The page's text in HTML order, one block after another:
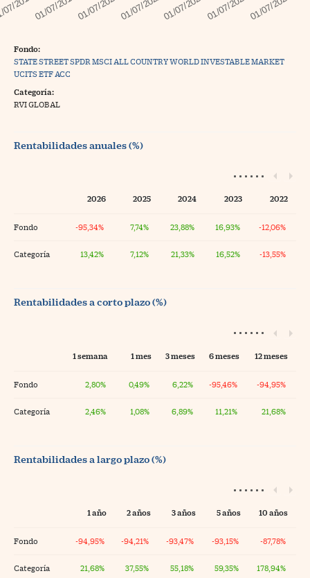
Fondo:
STATE STREET SPDR MSCI ALL COUNTRY WORLD INVESTABLE MARKET
UCITS ETF ACC
Categoría:
RVI GLOBAL
Rentabilidades anuales (%)
2026 2025 2024 2023 2022
Fondo -95,34% 7,74% 23,88% 16,93% -12,06%
Categoría 13,42% 7,12% 21,33% 16,52% -13,55%
Rentabilidades a corto plazo (%)
1 semana 1 mes 3 meses 6 meses 12 meses
Fondo 2,80% 0,49% 6,22% -95,46% -94,95%
Categoría 2,46% 1,08% 6,89% 11,21% 21,68%
Rentabilidades a largo plazo (%)
1 año 2 años 3 años 5 años 10 años
Fondo -94,95% -94,21% -93,47% -93,15% -87,78%
Categoría 21,68% 37,55% 55,18% 59,35% 178,94%